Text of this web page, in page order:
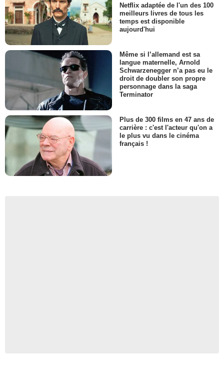
Netflix adaptée de l'un des 100
meilleurs livres de tous les
temps est disponible
aujourd'hui
Même si l’allemand est sa
langue maternelle, Arnold
Schwarzenegger n’a pas eu le
droit de doubler son propre
personnage dans la saga
Terminator
Plus de 300 films en 47 ans de
carrière : c'est l'acteur qu'on a
le plus vu dans le cinéma
français !